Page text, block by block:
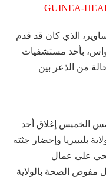
الذي كان قد قدم
بأحد مستشفيات
من الذعر بين
الخميس إغلاق أحد
بليبيريا وإحضار جثته
على عمال
مفوض الصحة بالولاية